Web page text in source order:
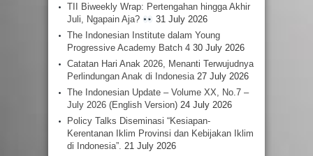
TII Biweekly Wrap: Pertengahan hingga Akhir
Juli, Ngapain Aja?
31 July 2026
The Indonesian Institute dalam Young
Progressive Academy Batch 4 30 July 2026
Catatan Hari Anak 2026, Menanti Terwujudnya
Perlindungan Anak di Indonesia 27 July 2026
The Indonesian Update – Volume XX, No.7 –
July 2026 (English Version) 24 July 2026
Policy Talks Diseminasi “Kesiapan-
Kerentanan Iklim Provinsi dan Kebijakan Iklim
di Indonesia”. 21 July 2026